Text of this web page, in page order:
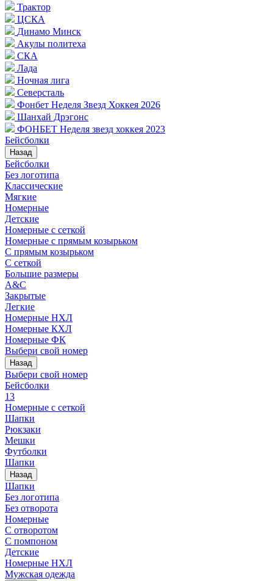
Трактор
ЦСКА
Динамо Минск
Акулы политеха
СКА
Лада
Ночная лига
Северсталь
Фонбет Неделя Звезд Хоккея 2026
Шанхай Дрэгонс
ФОНБЕТ Неделя звезд хоккея 2023
Бейсболки
Назад
Бейсболки
Без логотипа
Классические
Мягкие
Номерные
Детские
Номерные с сеткой
Номерные с прямым козырьком
С прямым козырьком
С сеткой
Большие размеры
A&C
Закрытые
Легкие
Номерные НХЛ
Номерные КХЛ
Номерные ФК
Выбери свой номер
Назад
Выбери свой номер
Бейсболки
13
Номерные с сеткой
Шапки
Рюкзаки
Мешки
Футболки
Шапки
Назад
Шапки
Без логотипа
Без отворота
Номерные
С отворотом
С помпоном
Детские
Номерные НХЛ
Мужская одежда